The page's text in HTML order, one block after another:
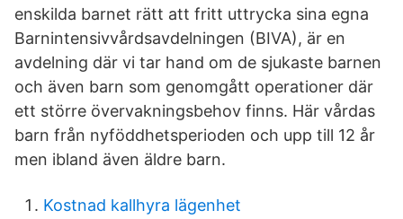
enskilda barnet rätt att fritt uttrycka sina egna
Barnintensivvårdsavdelningen (BIVA), är en
avdelning där vi tar hand om de sjukaste barnen
och även barn som genomgått operationer där
ett större övervakningsbehov finns. Här vårdas
barn från nyföddhetsperioden och upp till 12 år
men ibland även äldre barn.
Kostnad kallhyra lägenhet